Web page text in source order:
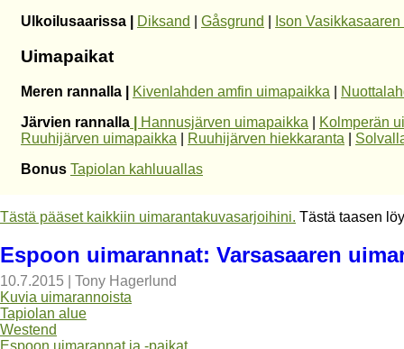
Ulkoilusaarissa |
Diksand Gåsgrund Ison
Uimapaikat
Meren rannalla | Kivenlahden amfin uimapaikka
Järvien rannalla
Hannusjärven uimapaikka
Kolmperän
Ruuhijärven uimapaikka
Ruuhijärven hiekkaranta
Bonus Tapiolan kahluuallas
Tästä pääset kaikkiin uimarantakuvasarjoihini. Tästä taasen
Espoon uimarannat: Varsasaaren
10.7.2015
Tony Hagerlund
Kuvia uimarannoista
Tapiolan alue
Westend
Espoon uimarannat ja -paikat